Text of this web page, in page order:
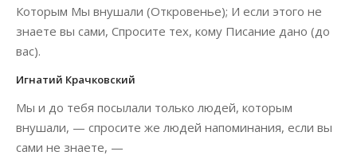
Которым Мы внушали (Откровенье); И если этого не
знаете вы сами, Спросите тех, кому Писание дано (до
вас).
Игнатий Крачковский
Мы и до тебя посылали только людей, которым
внушали, — спросите же людей напоминания, если вы
сами не знаете, —